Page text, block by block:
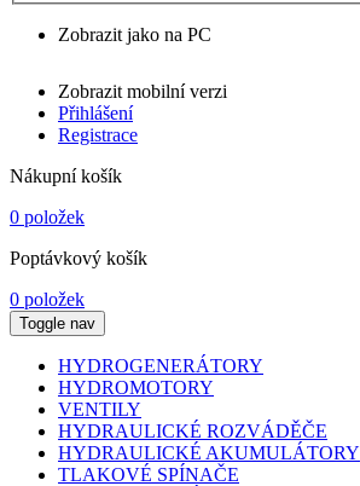
Zobrazit jako na PC
Zobrazit mobilní verzi
Přihlášení
Registrace
Nákupní košík
0 položek
Poptávkový košík
0 položek
Toggle nav
HYDROGENERÁTORY
HYDROMOTORY
VENTILY
HYDRAULICKÉ ROZVÁDĚČE
HYDRAULICKÉ AKUMULÁTORY
TLAKOVÉ SPÍNAČE